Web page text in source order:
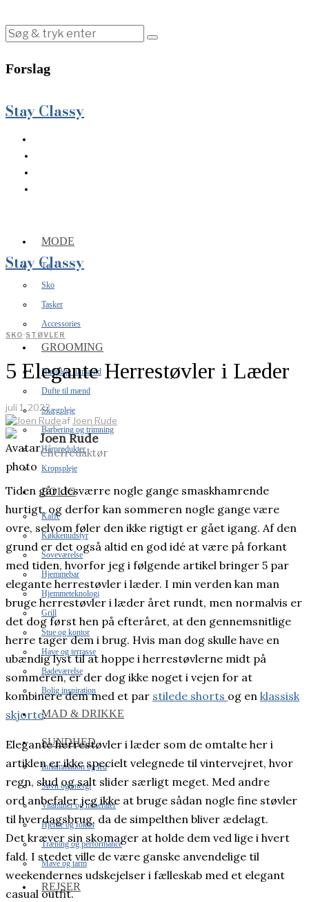
Forslag
Stay Classy
MODE
Tøj
Sko
Tasker
Accessories
GROOMING
Hudpleje til mænd
Dufte til mænd
Skægpleje
Barbering og trimning
Hårprodukter
Kropspleje
BOLIG
Kaffe
Køkkenudstyr
Soveværelse
Hjemmebar
Hjemmeteknologi
Grill
Stue og kontor
Have og terrasse
Badeværelse
Bolig inspiration
MAD & DRIKKE
SUNDHED
Inflammation og led
Søvn og energi
Vitaminer og mineraler
Hjerne og fokus
Træning og performance
Mave og tarm
REJSER
Stay Classy
SKO·STØVLER
5 Elegante Herrestøvler i Læder
juli 1, 2022
afJoen Rude
Joen Rude
Chefredaktør
Tiden går desværre nogle gange smaskhamrende
hurtigt, og derfor kan sommeren nogle gange være
ovre, selvom føler den ikke rigtigt er gået igang. Af den
grund er det også altid en god idé at være på forkant
med tiden, hvorfor jeg i følgende artikel bringer 5 par
elegante herrestøvler i læder. I min verden kan man
bruge herrestøvler i læder året rundt, men normalvis er
det dog først hen på efteråret, at den gennemsnitlige
herre tager dem i brug. Hvis man dog skulle have en
ubændig lyst til at hoppe i herrestøvlerne midt på
sommeren, er der dog ikke noget i vejen for at
kombinere dem med et par stilede shorts og en klassisk
skjorte.
Elegante herrestøvler i læder som de omtalte her i
artiklen er ikke specielt velegnede til vintervejret, hvor
regn, slud og salt slider særligt meget. Med andre
ord anbefaler jeg ikke at bruge sådan nogle fine støvler
til hverdagsbrug, da de simpelthen bliver ædelagt.
Det kræver sin skomager at holde dem ved lige i hvert
fald. I stedet ville de være ganske anvendelige til
weekendernes udskejelser i fælleskab med et elegant
casual outfit.